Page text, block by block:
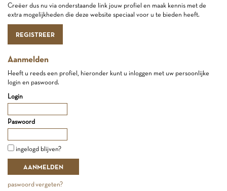
Creëer dus nu via onderstaande link jouw profiel en maak kennis met de
extra mogelijkheden die deze website speciaal voor u te bieden heeft.
REGISTREER
Aanmelden
Heeft u reeds een profiel, hieronder kunt u inloggen met uw persoonlijke
login en paswoord.
Login
Paswoord
ingelogd blijven?
paswoord vergeten?